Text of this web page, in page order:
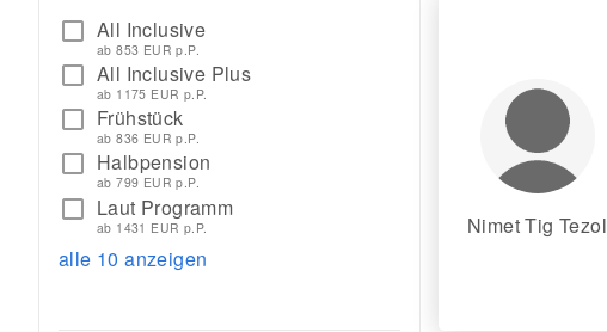
check_box_outline_blank All Inclusive
ab 853 EUR p.P.
check_box_outline_blank All Inclusive Plus
ab 1175 EUR p.P.
check_box_outline_blank Frühstück
ab 836 EUR p.P.
check_box_outline_blank Halbpension
ab 799 EUR p.P.
check_box_outline_blank Laut Programm
ab 1431 EUR p.P.
alle 10 anzeigen
Nimet Tig Tezol